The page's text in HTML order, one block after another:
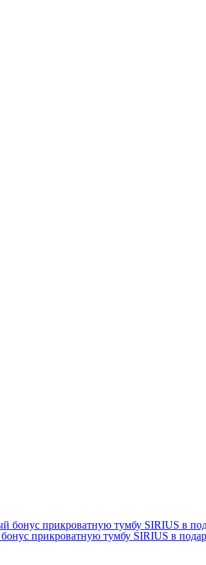
прикроватную тумбу SIRIUS в